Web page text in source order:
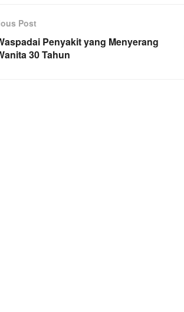
Post
Penyakit yang Menyerang
30 Tahun